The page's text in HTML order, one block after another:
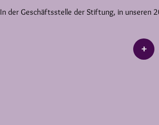
In der Geschäftsstelle der Stiftung, in unseren